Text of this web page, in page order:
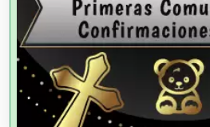
Agricultura y Ganadería
Agua Purificada